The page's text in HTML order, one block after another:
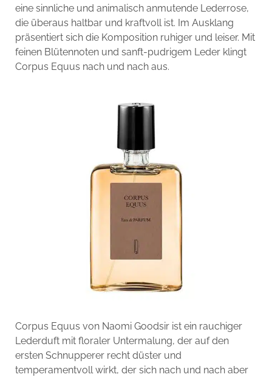
eine sinnliche und animalisch anmutende Lederrose,
die überaus haltbar und kraftvoll ist. Im Ausklang
präsentiert sich die Komposition ruhiger und leiser. Mit
feinen Blütennoten und sanft-pudrigem Leder klingt
Corpus Equus nach und nach aus.
Corpus Equus von Naomi Goodsir ist ein rauchiger
Lederduft mit floraler Untermalung, der auf den
ersten Schnupperer recht düster und
temperamentvoll wirkt, der sich nach und nach aber